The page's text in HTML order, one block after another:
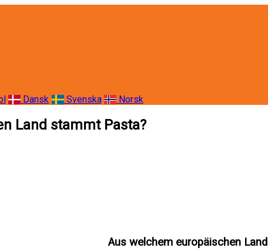
Dansk Svenska Norsk
Land stammt Pasta?
Aus welchem europäischen